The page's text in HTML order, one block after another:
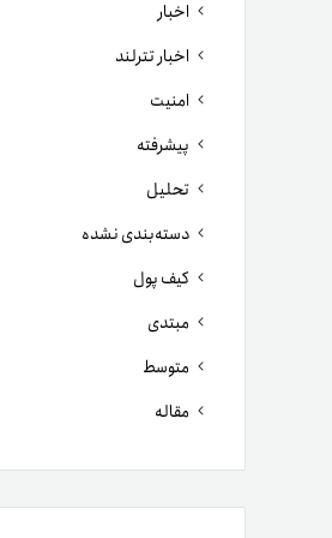
اخبار
اخبار تترلند
امنیت
پیشرفته
تحلیل
دسته‌بندی نشده
کیف پول
مبتدی
متوسط
مقاله